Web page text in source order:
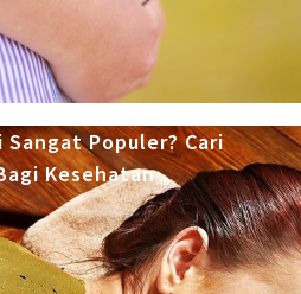
Sangat Populer? Cari
Kesehatan